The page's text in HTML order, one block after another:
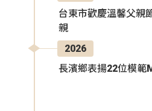
台東市歡慶溫馨父親
親
2026
長濱鄉表揚22位模範